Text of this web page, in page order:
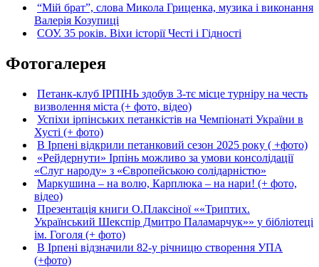
“Мій брат”, слова Микола Гриценка, музика і виконання
Валерія Козупиці
СОУ. 35 років. Віхи історії Честі і Гідності
Фотогалерея
Петанк-клуб ІРПІНЬ здобув 3-тє місце турніру на честь
визволення міста (+ фото, відео)
Успіхи ірпінських петанкістів на Чемпіонаті України в
Хусті (+ фото)
В Ірпені відкрили петанковий сезон 2025 року ( +фото)
«Рейдернути» Ірпінь можливо за умови консолідації
«Слуг народу» з «Європейською солідарністю»
Маркушина – на волю, Карплюка – на нари! (+ фото,
відео)
Презентація книги О.Плаксіної ««Триптих.
Український Шекспір Дмитро Паламарчук»» у бібліотеці
ім. Гоголя (+ фото)
В Ірпені відзначили 82-у річницю створення УПА
(+фото)